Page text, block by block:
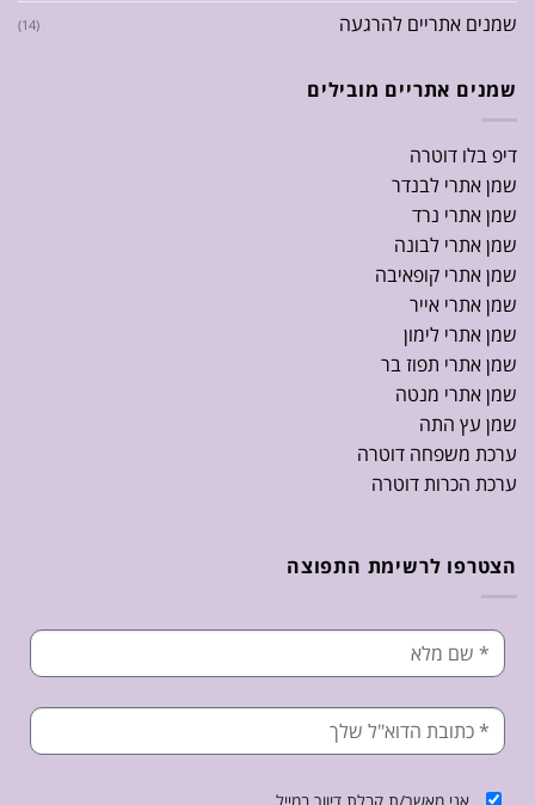
שמנים אתריים להרגעה (14)
שמנים אתריים מובילים
דיפ בלו דוטרה
שמן אתרי לבנדר
שמן אתרי נרד
שמן אתרי לבונה
שמן אתרי קופאיבה
שמן אתרי אייר
שמן אתרי לימון
שמן אתרי תפוז בר
שמן אתרי מנטה
שמן עץ התה
ערכת משפחה דוטרה
ערכת הכרות דוטרה
הצטרפו לרשימת התפוצה